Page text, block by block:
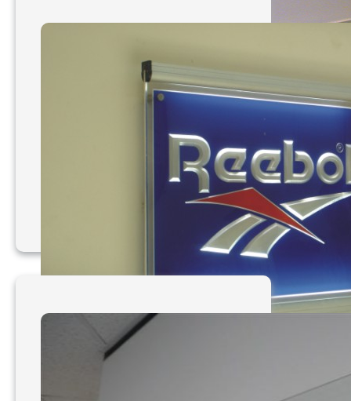
Mẫu bảng hiệu Mica 011